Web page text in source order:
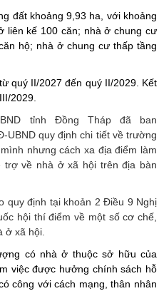
đất khoảng 9,93 ha, với khoảng
liên kế 100 căn; nhà ở chung cư
hộ; nhà ở chung cư thấp tầng
quý II/2027 đến quý II/2029. Kết
2029.
tỉnh Đồng Tháp đã ban
UBND quy định chi tiết về trường
nhưng cách xa địa điểm làm
về nhà ở xã hội trên địa bàn
quy định tại khoản 2 Điều 9 Nghị
hội thí điểm về một số cơ chế,
ở xã hội.
có nhà ở thuộc sở hữu của
việc được hưởng chính sách hỗ
công với cách mạng, thân nhân